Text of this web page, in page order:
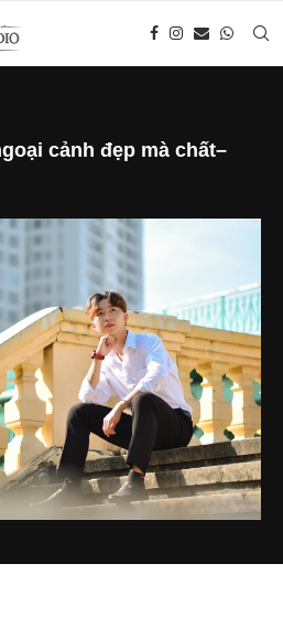
cảnh đẹp mà chất–